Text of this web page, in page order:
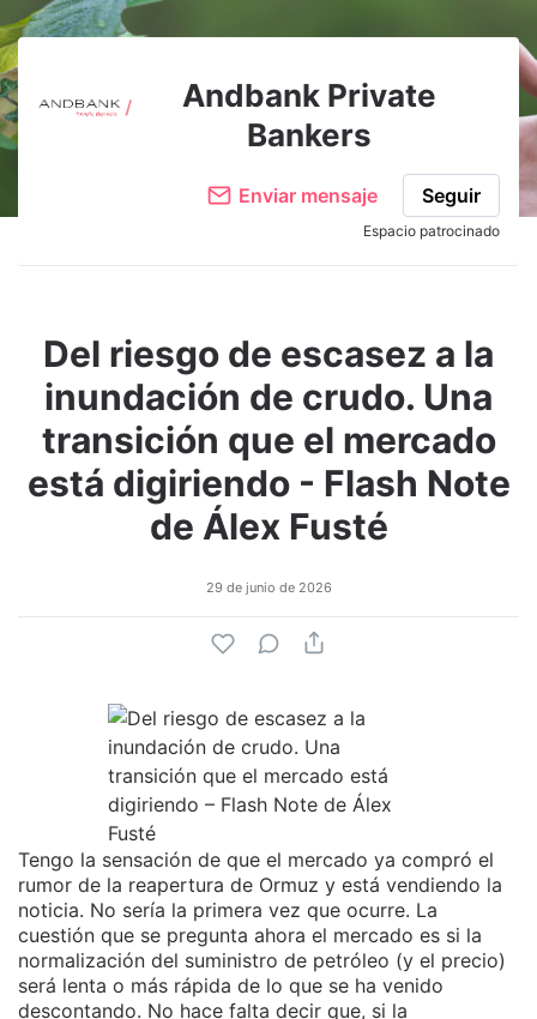
Andbank Private
Bankers
Enviar mensaje Seguir
Espacio patrocinado
Del riesgo de escasez a la
inundación de crudo. Una
transición que el mercado
está digiriendo - Flash Note
de Álex Fusté
29 de junio de 2026
Tengo la sensación de que el mercado ya compró el
rumor de la reapertura de Ormuz y está vendiendo la
noticia. No sería la primera vez que ocurre. La
cuestión que se pregunta ahora el mercado es si la
normalización del suministro de petróleo (y el precio)
será lenta o más rápida de lo que se ha venido
descontando. No hace falta decir que, si la